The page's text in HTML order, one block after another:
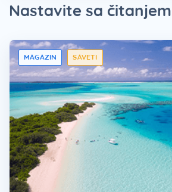
Nastavite sa čitanjem
MAGAZIN SAVETI